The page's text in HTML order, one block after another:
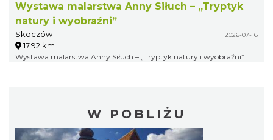
Wystawa malarstwa Anny Siłuch – „Tryptyk
natury i wyobraźni”
Skoczów 2026-07-16
17.92 km
Wystawa malarstwa Anny Siłuch – „Tryptyk natury i wyobraźni”
W POBLIŻU